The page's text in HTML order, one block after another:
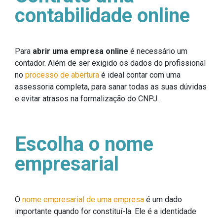
contabilidade online
Para abrir uma empresa online é necessário um
contador. Além de ser exigido os dados do profissional
no processo de abertura é ideal contar com uma
assessoria completa, para sanar todas as suas dúvidas
e evitar atrasos na formalização do CNPJ.
Escolha o nome
empresarial
O nome empresarial de uma empresa é um dado
importante quando for constituí-la. Ele é a identidade